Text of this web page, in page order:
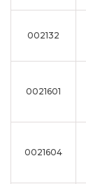
002132
0021601
0021604